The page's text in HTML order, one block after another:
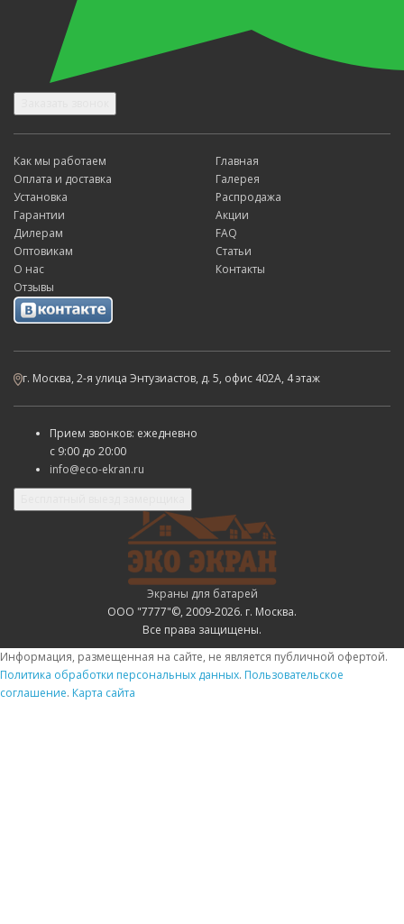
Как мы работаем
Оплата и доставка
Установка
Гарантии
Дилерам
Оптовикам
О нас
Отзывы
Главная
Галерея
Распродажа
Акции
FAQ
Статьи
Контакты
г. Москва, 2-я улица Энтузиастов, д. 5, офис 402А, 4 этаж
Прием звонков: ежедневно
с 9:00 до 20:00
info@eco-ekran.ru
Экраны для батарей
ООО "7777"©, 2009-2026. г. Москва.
Все права защищены.
Информация, размещенная на сайте, не является публичной офертой.
Политика обработки персональных данных. Пользовательское
соглашение. Карта сайта